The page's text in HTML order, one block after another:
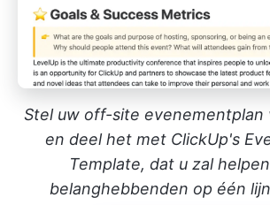
Stel uw off-site evenementplan
en deel het met ClickUp's
Template, dat u zal
belanghebbenden op één